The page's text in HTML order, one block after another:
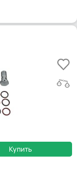
Купить